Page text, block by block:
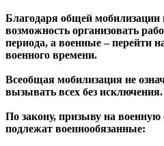
Благодаря общей мобилизации
возможность организовать
периода, а военные – перейти
военного времени.
Всеобщая мобилизация не
вызывать всех без исключения.
По закону, призыву на
подлежат военнообязанные: